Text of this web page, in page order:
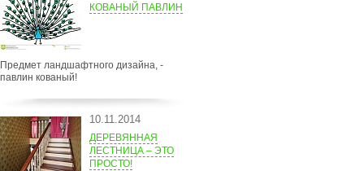
КОВАНЫЙ ПАВЛИН
Предмет ландшафтного дизайна, -
павлин кованый!
10.11.2014
ДЕРЕВЯННАЯ
ЛЕСТНИЦА – ЭТО
ПРОСТО!